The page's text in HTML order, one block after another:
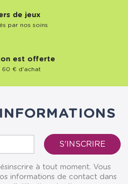
de jeux
par nos soins
est offerte
60 € d'achat
à tout moment. Vous
informations de contact dans